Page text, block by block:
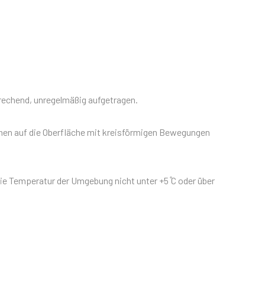
unregelmäßig aufgetragen.
auf die Oberfläche mit kreisförmigen Bewegungen
der Umgebung nicht unter +5 ̊C oder über